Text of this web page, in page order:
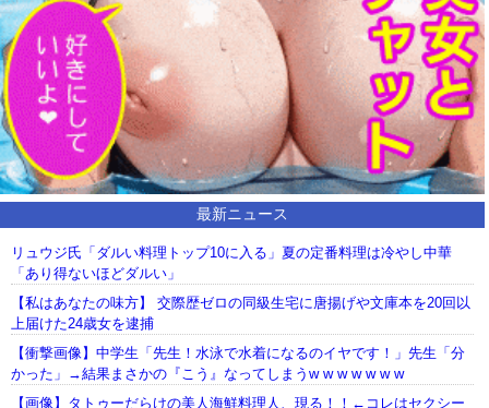
最新ニュース
リュウジ氏「ダルい料理トップ10に入る」夏の定番料理は冷やし中華
「あり得ないほどダルい」
【私はあなたの味方】 交際歴ゼロの同級生宅に唐揚げや文庫本を20回以
上届けた24歳女を逮捕
【衝撃画像】中学生「先生！水泳で水着になるのイヤです！」先生「分
かった」→結果まさかの『こう』なってしまうw w w w w w w
【画像】タトゥーだらけの美人海鮮料理人、現る！！←コレはセクシー